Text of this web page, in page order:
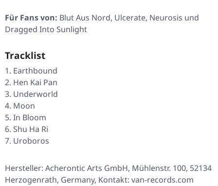
Für Fans von: Blut Aus Nord, Ulcerate, Neurosis und
Dragged Into Sunlight
Tracklist
Earthbound
Hen Kai Pan
Underworld
Moon
In Bloom
Shu Ha Ri
Uroboros
Hersteller: Acherontic Arts GmbH, Mühlenstr. 100, 52134
Herzogenrath, Germany, Kontakt: van-records.com